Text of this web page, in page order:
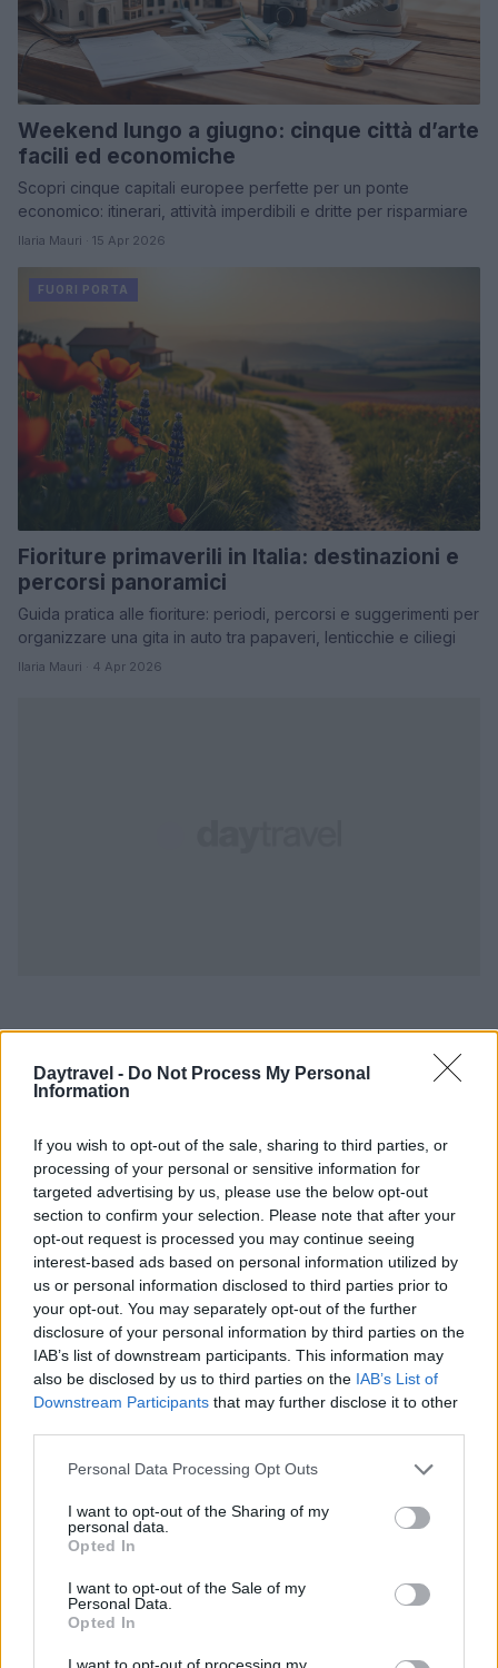
Daytravel - Do Not Process My Personal
Information
If you wish to opt-out of the sale, sharing to third parties, or
processing of your personal or sensitive information for
targeted advertising by us, please use the below opt-out
section to confirm your selection. Please note that after your
opt-out request is processed you may continue seeing
interest-based ads based on personal information utilized by
us or personal information disclosed to third parties prior to
your opt-out. You may separately opt-out of the further
disclosure of your personal information by third parties on the
IAB’s list of downstream participants. This information may
also be disclosed by us to third parties on the IAB’s List of
Downstream Participants that may further disclose it to other
Please note that this website/app uses one or more Google
not limited to your visit or usage behaviour. You may click to
grant or deny consent to Google and its third-party tags to
use your data for below specified purposes in below Google
consent section.
Personal Data Processing Opt Outs
I want to opt-out of the Sharing of my
personal data.
Opted In
I want to opt-out of the Sale of my
Personal Data.
Opted In
I want to opt-out of processing my
Weekend lungo a giugno: cinque città d’arte
facili ed economiche
Scopri cinque capitali europee perfette per un ponte
economico: itinerari, attività imperdibili e dritte per risparmiare
Ilaria Mauri · 15 Apr 2026
FUORI PORTA
Fioriture primaverili in Italia: destinazioni e
percorsi panoramici
Guida pratica alle fioriture: periodi, percorsi e suggerimenti per
organizzare una gita in auto tra papaveri, lenticchie e ciliegi
Ilaria Mauri · 4 Apr 2026
PIÙ LETTI
1
principianti
2 Le migliori location in Italia per eventi all’aperto
indimenticabili
3 Itinerario da Arequipa a Machu Picchu tra vulcani e
tradizioni
4 Vertice tra procure per chiarire le responsabilità dei
cecchini durante l’assedio di Sarajevo
5
Itinerario nelle Dolomiti: tappe essenziali e consigli
pratici
Viaggia vicino, scopri di più. Idee per fuori porta,